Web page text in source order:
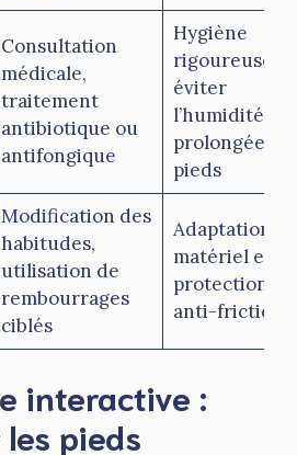
Consultation
médicale,
traitement
antibiotique ou
antifongique
Hygiène
rigoureuse,
éviter
l’humidité
prolongée
pieds
Modification des
habitudes,
utilisation de
rembourrages
ciblés
Adaptation
matériel et
protections
anti-friction
interactive :
pieds